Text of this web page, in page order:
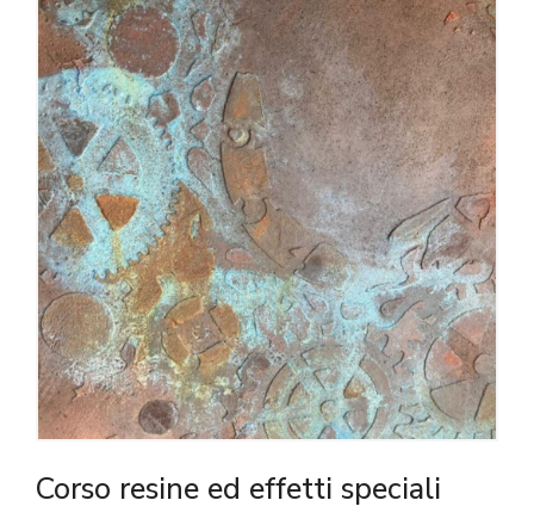
Corso resine ed effetti speciali